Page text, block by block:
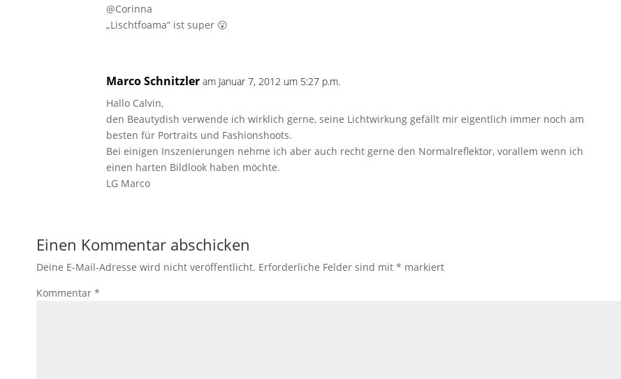
@Corinna
„Lischtfoama“ ist super 😮
Marco Schnitzler am Januar 7, 2012 um 5:27 p.m.
Hallo Calvin,
den Beautydish verwende ich wirklich gerne, seine Lichtwirkung gefällt mir eigentlich immer noch am
besten für Portraits und Fashionshoots.
Bei einigen Inszenierungen nehme ich aber auch recht gerne den Normalreflektor, vorallem wenn ich
einen harten Bildlook haben möchte.
LG Marco
Einen Kommentar abschicken
Deine E-Mail-Adresse wird nicht veröffentlicht. Erforderliche Felder sind mit * markiert
Kommentar *